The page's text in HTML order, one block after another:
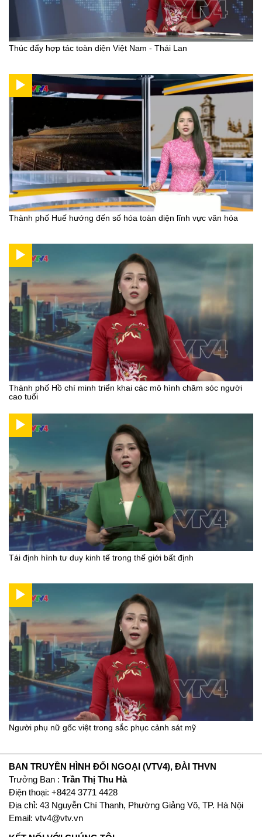
Thúc đẩy hợp tác toàn diện Việt Nam - Thái Lan
Thành phố Huế hướng đến số hóa toàn diện lĩnh vực văn hóa
Thành phố Hồ chí minh triển khai các mô hình chăm sóc người
cao tuổi
Tái định hình tư duy kinh tế trong thế giới bất định
Người phụ nữ gốc việt trong sắc phục cảnh sát mỹ
BAN TRUYỀN HÌNH ĐỐI NGOẠI (VTV4), ĐÀI THVN
Trưởng Ban : Trần Thị Thu Hà
Ðiện thoại: +8424 3771 4428
Địa chỉ: 43 Nguyễn Chí Thanh, Phường Giảng Võ, TP. Hà Nội
Email: vtv4@vtv.vn